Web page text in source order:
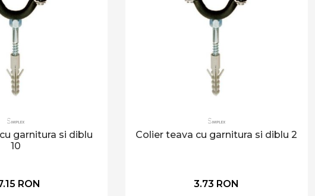
garnitura si diblu
10
RON
Colier teava cu garnitura si diblu 2
3.73 RON